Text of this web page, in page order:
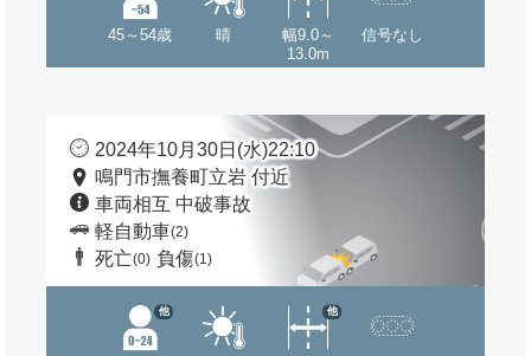
45～54歳 晴
幅9.0～
13.0m
信号なし
2024年10月30日(水)22:10
鳴門市撫養町立岩 付近
車両相互 中破事故
軽自動車(2)
死亡(0) 負傷(1)
他 他